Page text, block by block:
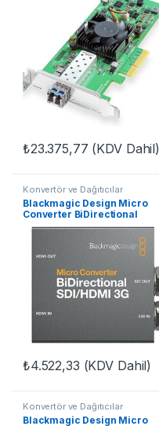
₺23.375,77 (KDV Dahil)
Konvertör ve Dağıtıcılar
Blackmagic Design Micro
Converter BiDirectional
SDI/HDMI 3G
₺4.522,33 (KDV Dahil)
Konvertör ve Dağıtıcılar
Blackmagic Design Micro